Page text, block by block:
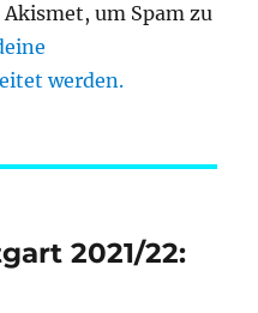
um Spam zu
werden.
2021/22: